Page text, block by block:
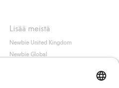
Lisää meistä
Newbie United Kingdom
Newbie Global